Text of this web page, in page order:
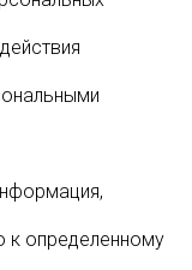
к определенному